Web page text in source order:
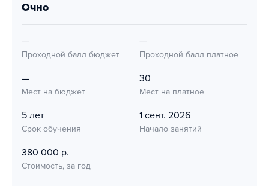
очно
—
Проходной балл бюджет
—
Проходной балл платное
—
Мест на бюджет
30
Мест на платное
5 лет
Срок обучения
1 сент. 2026
Начало занятий
380 000 р.
Стоимость, за год